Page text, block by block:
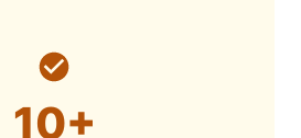
10+